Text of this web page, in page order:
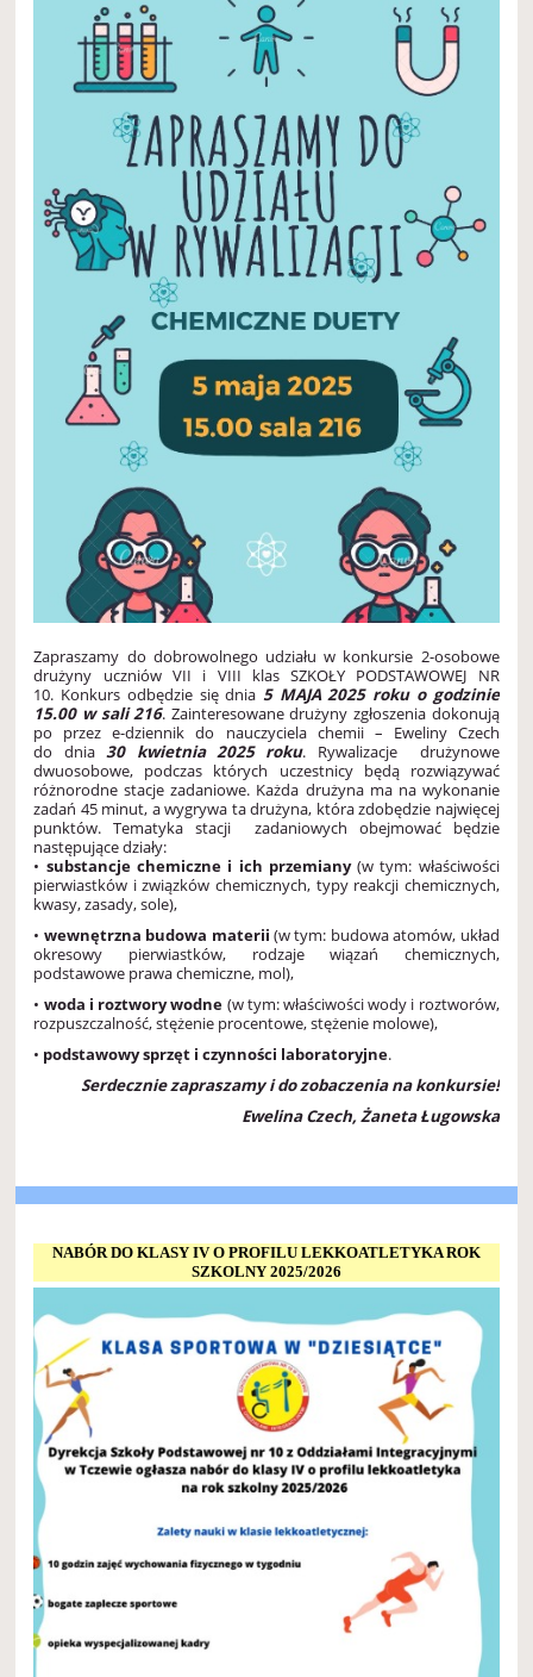
Zapraszamy do dobrowolnego udziału w konkursie 2-osobowe
drużyny uczniów VII i VIII klas SZKOŁY PODSTAWOWEJ NR
10. Konkurs odbędzie się dnia 5 MAJA 2025 roku o godzinie
15.00 w sali 216. Zainteresowane drużyny zgłoszenia dokonują
po przez e-dziennik do nauczyciela chemii – Eweliny Czech
do dnia30 kwietnia 2025 roku. Rywalizacje drużynowe
dwuosobowe, podczas których uczestnicy będą rozwiązywać
różnorodne stacje zadaniowe. Każda drużyna ma na wykonanie
zadań 45 minut, a wygrywa ta drużyna, która zdobędzie najwięcej
punktów.Tematyka stacji zadaniowych obejmować będzie
następujące działy:
• substancje chemiczne i ich przemiany(w tym: właściwości
pierwiastków i związków chemicznych, typy reakcji chemicznych,
kwasy, zasady, sole),
• wewnętrzna budowa materii (w tym: budowa atomów, układ
okresowy pierwiastków, rodzaje wiązań chemicznych,
podstawowe prawa chemiczne, mol),
• woda i roztwory wodne (w tym: właściwości wody i roztworów,
rozpuszczalność, stężenie procentowe, stężenie molowe),
• podstawowy sprzęt i czynności laboratoryjne.
Serdecznie zapraszamy i do zobaczenia na konkursie!
Ewelina Czech, Żaneta Ługowska
NABÓR DO KLASY IV O PROFILU LEKKOATLETYKA ROK
SZKOLNY 2025/2026